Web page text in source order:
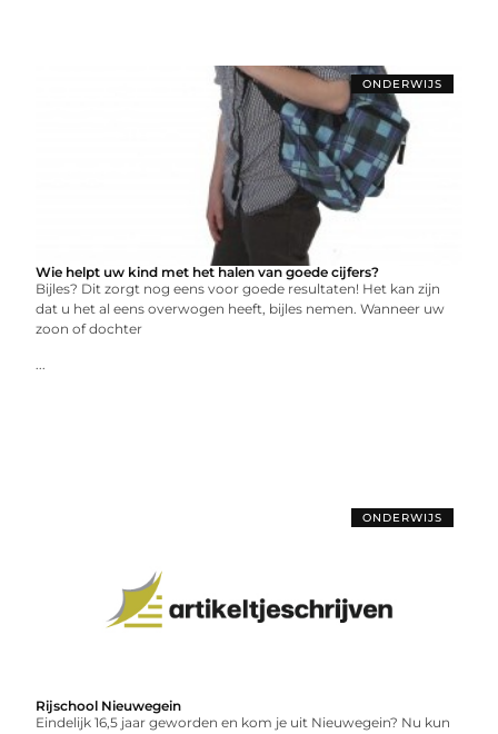
ONDERWIJS
Wie helpt uw kind met het halen van goede cijfers?
Bijles? Dit zorgt nog eens voor goede resultaten! Het kan zijn
dat u het al eens overwogen heeft, bijles nemen. Wanneer uw
zoon of dochter
...
ONDERWIJS
Rijschool Nieuwegein
Eindelijk 16,5 jaar geworden en kom je uit Nieuwegein? Nu kun